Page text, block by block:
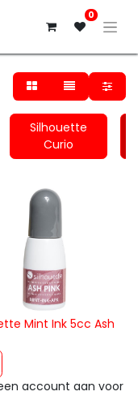
0
Silhouette
Curio
Mint Ink 5cc Ash
account aan voor